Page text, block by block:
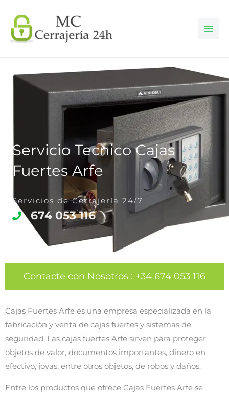
contenido
Servicio Tecnico Cajas
Fuertes Arfe
Servicios de Cerrajería 24/7
674 053 116
Contacte con Nosotros : +34 674 053 116
Cajas Fuertes Arfe es una empresa especializada en la
fabricación y venta de cajas fuertes y sistemas de
seguridad. Las cajas fuertes Arfe sirven para proteger
objetos de valor, documentos importantes, dinero en
efectivo, joyas, entre otros objetos, de robos y daños.
Entre los productos que ofrece Cajas Fuertes Arfe se